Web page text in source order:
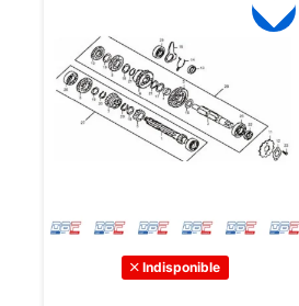
Indisponible